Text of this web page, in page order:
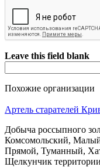
Leave this field blank
Похожие организации
Артель старателей
Добыча россыпного
Комсомольский,
Прямой, Туманный,
Щелкунчик